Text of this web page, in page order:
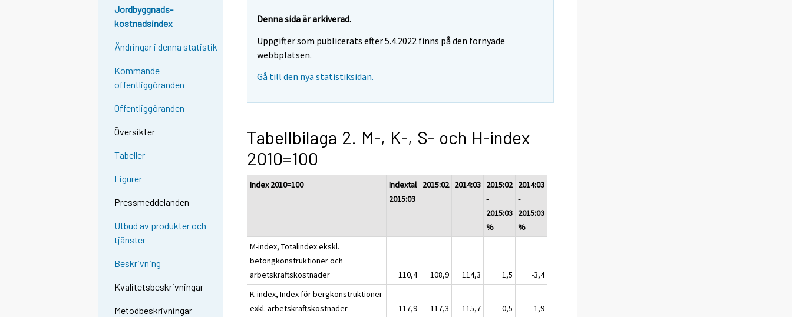
Jordbyggnads-
kostnadsindex
Ändringar i denna statistik
Kommande
offentliggöranden
Offentliggöranden
Översikter
Tabeller
Figurer
Pressmeddelanden
Utbud av produkter och
tjänster
Beskrivning
Kvalitetsbeskrivningar
Metodbeskrivningar
Denna sida är arkiverad.
Uppgifter som publicerats efter 5.4.2022 finns på den förnyade
webbplatsen.
Gå till den nya statistiksidan.
Tabellbilaga 2. M-, K-, S- och H-index
2010=100
Index 2010=100
Indextal
2015:03
2015:02 2014:03 2015:02
-
2015:03
%
2014:03
-
2015:03
%
M-index, Totalindex ekskl.
betongkonstruktioner och
arbetskraftskostnader
110,4 108,9 114,3 1,5
-3,4
K-index, Index för bergkonstruktioner
exkl. arbetskraftskostnader
117,9 117,3 115,7 0,5
1,9